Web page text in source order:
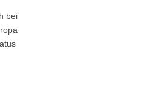
bei